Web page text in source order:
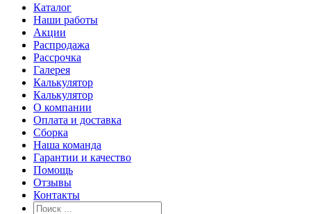
Каталог
Наши работы
Акции
Распродажа
Рассрочка
Галерея
Калькулятор
Калькулятор
О компании
Оплата и доставка
Сборка
Наша команда
Гарантии и качество
Помощь
Отзывы
Контакты